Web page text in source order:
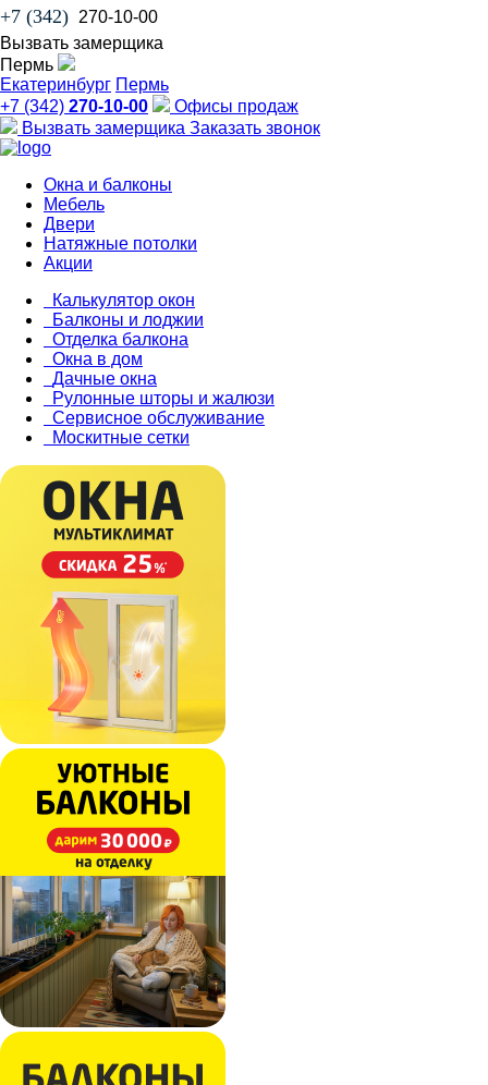
+7 (342) 270-10-00
Вызвать замерщика
Пермь
Екатеринбург Пермь
+7 (342) 270-10-00
Офисы продаж
Вызвать замерщика Заказать звонок
Окна и балконы
Мебель
Двери
Натяжные потолки
Акции
Калькулятор окон
Балконы и лоджии
Отделка балкона
Окна в дом
Дачные окна
Рулонные шторы и жалюзи
Сервисное обслуживание
Москитные сетки